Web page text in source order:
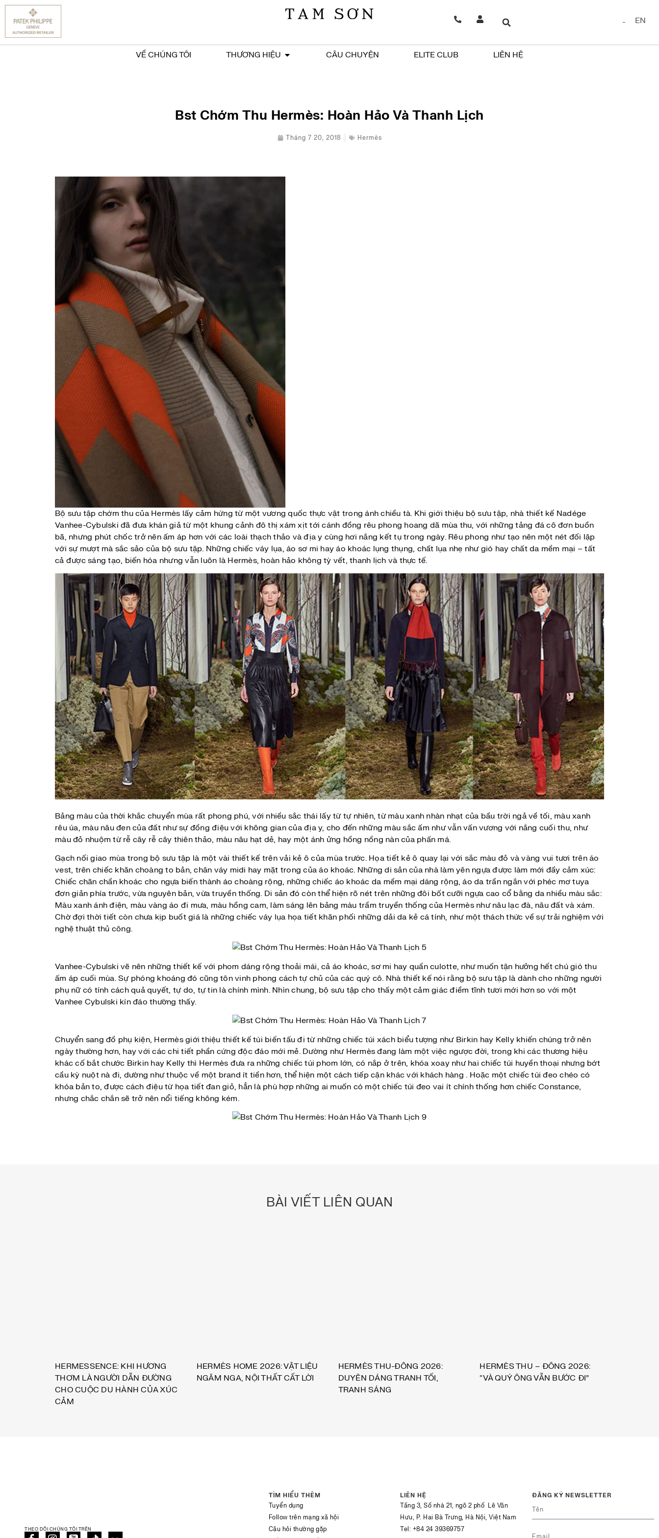
EN
VỀ CHÚNG TÔI THƯƠNG HIỆU CÂU CHUYỆN ELITE CLUB LIÊN HỆ
Bst Chớm Thu Hermès: Hoàn Hảo Và Thanh Lịch
Tháng 7 20, 2018 Hermès
Bộ sưu tập chớm thu của Hermès lấy cảm hứng từ một vương quốc thực vật trong ánh chiều tà. Khi giới thiệu bộ sưu tập, nhà thiết kế Nadége
Vanhee-Cybulski đã đưa khán giả từ một khung cảnh đô thị xám xịt tới cánh đồng rêu phong hoang dã mùa thu, với những tảng đá cô đơn buồn
bã, nhưng phút chốc trở nên ấm áp hơn với các loài thạch thảo và địa y cùng hơi nắng kết tụ trong ngày. Rêu phong như tạo nên một nét đối lập
với sự mượt mà sắc sảo của bộ sưu tập. Những chiếc váy lụa, áo sơ mi hay áo khoác lụng thụng, chất lụa nhẹ như gió hay chất da mềm mại – tất
cả được sáng tạo, biến hóa nhưng vẫn luôn là Hermès, hoàn hảo không tỳ vết, thanh lịch và thực tế.
Bảng màu của thời khắc chuyển mùa rất phong phú, với nhiều sắc thái lấy từ tự nhiên, từ màu xanh nhàn nhạt của bầu trời ngả về tối, màu xanh
rêu úa, màu nâu đen của đất như sự đồng điệu với không gian của địa y, cho đến những màu sắc ấm như vẫn vấn vương với nắng cuối thu, như
màu đỏ nhuộm từ rễ cây rễ cây thiên thảo, màu nâu hạt dẻ, hay một ánh ửng hồng nồng nàn của phấn má.
Gạch nối giao mùa trong bộ sưu tập là một vài thiết kế trên vải kẻ ô của mùa trước. Họa tiết kẻ ô quay lại với sắc màu đỏ và vàng vui tươi trên áo
vest, trên chiếc khăn choàng to bản, chân váy midi hay mặt trong của áo khoác. Những di sản của nhà làm yên ngựa được làm mới đầy cảm xúc:
Chiếc chăn chần khoác cho ngựa biến thành áo choàng rộng, những chiếc áo khoác da mềm mại dáng rộng, áo da trần ngắn với phéc mơ tuya
đơn giản phía trước, vừa nguyên bản, vừa truyền thống. Di sản đó còn thể hiện rõ nét trên những đôi bốt cưỡi ngựa cao cổ bằng da nhiều màu sắc:
Màu xanh ánh điện, màu vàng áo đi mưa, màu hồng cam, làm sáng lên bảng màu trầm truyền thống của Hermès như nâu lạc đà, nâu đất và xám.
Chờ đợi thời tiết còn chưa kịp buốt giá là những chiếc váy lụa họa tiết khăn phối những dải da kẻ cá tính, như một thách thức về sự trải nghiệm với
nghệ thuật thủ công.
Vanhee-Cybulski vẽ nên những thiết kế với phom dáng rộng thoải mái, cả áo khoác, sơ mi hay quần culotte, như muốn tận hưởng hết chú gió thu
ấm áp cuối mùa. Sự phóng khoáng đó cũng tôn vinh phong cách tự chủ của các quý cô. Nhà thiết kế nói rằng bộ sưu tập là dành cho những người
phụ nữ có tính cách quả quyết, tự do, tự tin là chính mình. Nhìn chung, bộ sưu tập cho thấy một cảm giác điềm tĩnh tươi mới hơn so với một
Vanhee Cybulski kín đáo thường thấy.
Chuyển sang đồ phụ kiện, Hermès giới thiệu thiết kế túi biến tấu đi từ những chiếc túi xách biểu tượng như Birkin hay Kelly khiến chúng trở nên
ngày thường hơn, hay với các chi tiết phần cứng độc đáo mới mẻ. Dường như Hermès đang làm một việc ngược đời, trong khi các thương hiệu
khác cố bắt chước Birkin hay Kelly thì Hermès đưa ra những chiếc túi phom lớn, có nắp ở trên, khóa xoay như hai chiếc túi huyền thoại nhưng bớt
cầu kỳ nuột nà đi, dường như thuộc về một brand ít tiền hơn, thể hiện một cách tiếp cận khác với khách hàng . Hoặc một chiếc túi đeo chéo có
khóa bản to, được cách điệu từ họa tiết đan giỏ, hẳn là phù hợp những ai muốn có một chiếc túi đeo vai ít chính thống hơn chiếc Constance,
nhưng chắc chắn sẽ trở nên nổi tiếng không kém.
BÀI VIẾT LIÊN QUAN
HERMESSENCE: KHI HƯƠNG
THƠM LÀ NGƯỜI DẪN ĐƯỜNG
CHO CUỘC DU HÀNH CỦA XÚC
CẢM
HERMÈS HOME 2026: VẬT LIỆU
NGÂM NGA, NỘI THẤT CẤT LỜI
HERMÈS THU-ĐÔNG 2026:
DUYÊN DÁNG TRANH TỐI,
TRANH SÁNG
HERMÈS THU – ĐÔNG 2026:
“VÀ QUÝ ÔNG VẪN BƯỚC ĐI”
THEO DÕI CHÚNG TÔI TRÊN
TÌM HIỂU THÊM
Tuyển dụng
Follow trên mạng xã hội
Câu hỏi thường gặp
LIÊN HỆ
Tầng 3, Số nhà 21, ngõ 2 phố Lê Văn
Hưu, P. Hai Bà Trưng, Hà Nội, Việt Nam
Tel: +84 24 39369757
ĐĂNG KÝ NEWSLETTER